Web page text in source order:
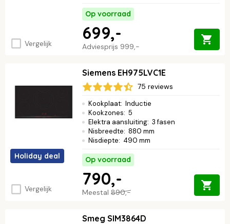
Vergelijk
Op voorraad
Adviesprijs 999,-
699,-
Holiday deal
Vergelijk
Siemens EH975LVC1E
75 reviews
Kookplaat: Inductie
Kookzones: 5
Elektra aansluiting: 3 fasen
Nisbreedte: 880 mm
Nisdiepte: 490 mm
Op voorraad
Meestal 890,-
790,-
Smeg SIM3864D